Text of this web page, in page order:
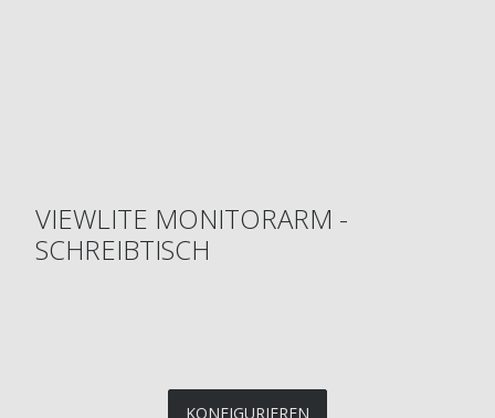
VIEWLITE MONITORARM -
SCHREIBTISCH
KONFIGURIEREN